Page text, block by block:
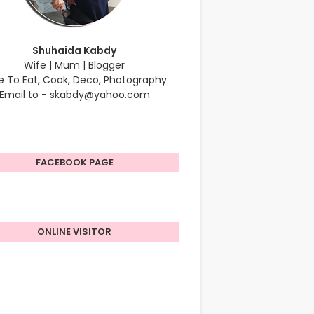
Shuhaida Kabdy
Wife | Mum | Blogger
To Eat, Cook, Deco, Photography
to - skabdy@yahoo.com
FACEBOOK PAGE
ONLINE VISITOR